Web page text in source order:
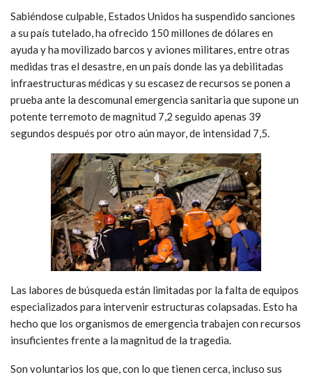
Sabiéndose culpable, Estados Unidos ha suspendido sanciones
a su país tutelado, ha ofrecido 150 millones de dólares en
ayuda y ha movilizado barcos y aviones militares, entre otras
medidas tras el desastre, en un país donde las ya debilitadas
infraestructuras médicas y su escasez de recursos se ponen a
prueba ante la descomunal emergencia sanitaria que supone un
potente terremoto de magnitud 7,2 seguido apenas 39
segundos después por otro aún mayor, de intensidad 7,5.
Las labores de búsqueda están limitadas por la falta de equipos
especializados para intervenir estructuras colapsadas. Esto ha
hecho que los organismos de emergencia trabajen con recursos
insuficientes frente a la magnitud de la tragedia.
Son voluntarios los que, con lo que tienen cerca, incluso sus